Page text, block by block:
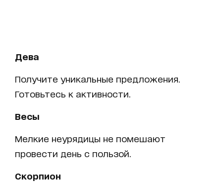
Дева
Получите уникальные предложения.
Готовьтесь к активности.
Весы
Мелкие неурядицы не помешают
провести день с пользой.
Скорпион